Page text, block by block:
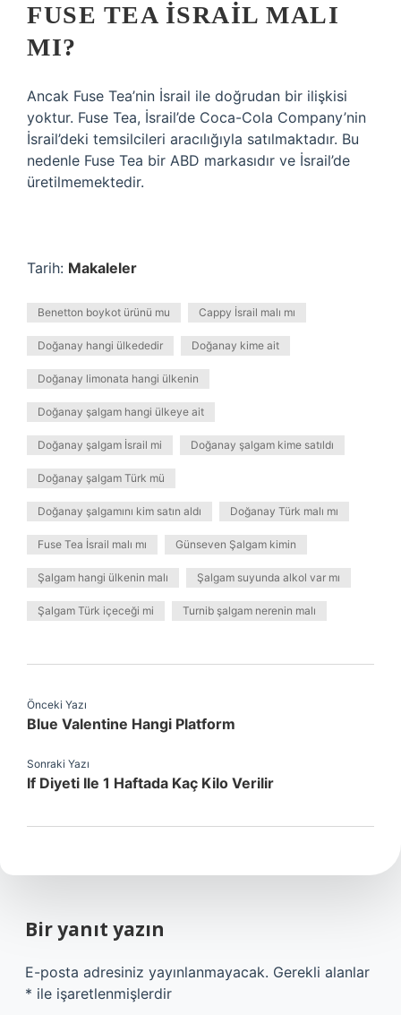
FUSE TEA İSRAIL MALI
MI?
Ancak Fuse Tea’nin İsrail ile doğrudan bir ilişkisi
yoktur. Fuse Tea, İsrail’de Coca-Cola Company’nin
İsrail’deki temsilcileri aracılığıyla satılmaktadır. Bu
nedenle Fuse Tea bir ABD markasıdır ve İsrail’de
üretilmemektedir.
Tarih: Makaleler
Benetton boykot ürünü mu Cappy İsrail malı mı
Doğanay hangi ülkededir Doğanay kime ait
Doğanay limonata hangi ülkenin
Doğanay şalgam hangi ülkeye ait
Doğanay şalgam İsrail mi Doğanay şalgam kime satıldı
Doğanay şalgam Türk mü
Doğanay şalgamını kim satın aldı Doğanay Türk malı mı
Fuse Tea İsrail malı mı Günseven Şalgam kimin
Şalgam hangi ülkenin malı Şalgam suyunda alkol var mı
Şalgam Türk içeceği mi Turnib şalgam nerenin malı
Önceki Yazı
Blue Valentine Hangi Platform
Sonraki Yazı
If Diyeti Ile 1 Haftada Kaç Kilo Verilir
Bir yanıt yazın
E-posta adresiniz yayınlanmayacak. Gerekli alanlar
* ile işaretlenmişlerdir